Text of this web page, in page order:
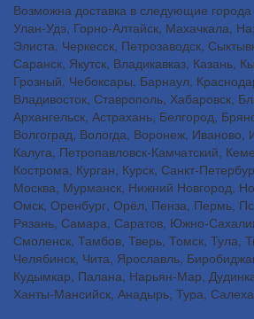
Возможна доставка в следующие
Улан-Удэ, Горно-Алтайск, Махачкала,
Элиста, Черкесск, Петрозаводск,
Саранск, Якутск, Владикавказ, Казань,
Грозный, Чебоксары, Барнаул,
Владивосток, Ставрополь, Хабаровск,
Архангельск, Астрахань, Белгород,
Волгоград, Вологда, Воронеж, Иваново,
Калуга, Петропавловск-Камчатский,
Кострома, Курган, Курск, Санкт-
Москва, Мурманск, Нижний Новгород,
Омск, Оренбург, Орёл, Пенза, Пермь,
Рязань, Самара, Саратов, Южно-
Смоленск, Тамбов, Тверь, Томск, Тула,
Челябинск, Чита, Ярославль,
Кудымкар, Палана, Нарьян-Мар,
Ханты-Мансийск, Анадырь, Тура,